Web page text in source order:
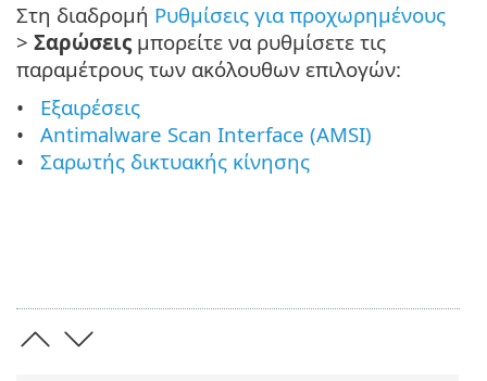
Στη διαδρομή Ρυθμίσεις για προχωρημένους
> Σαρώσεις μπορείτε να ρυθμίσετε τις
παραμέτρους των ακόλουθων επιλογών:
Εξαιρέσεις
Antimalware Scan Interface (AMSI)
Σαρωτής δικτυακής κίνησης